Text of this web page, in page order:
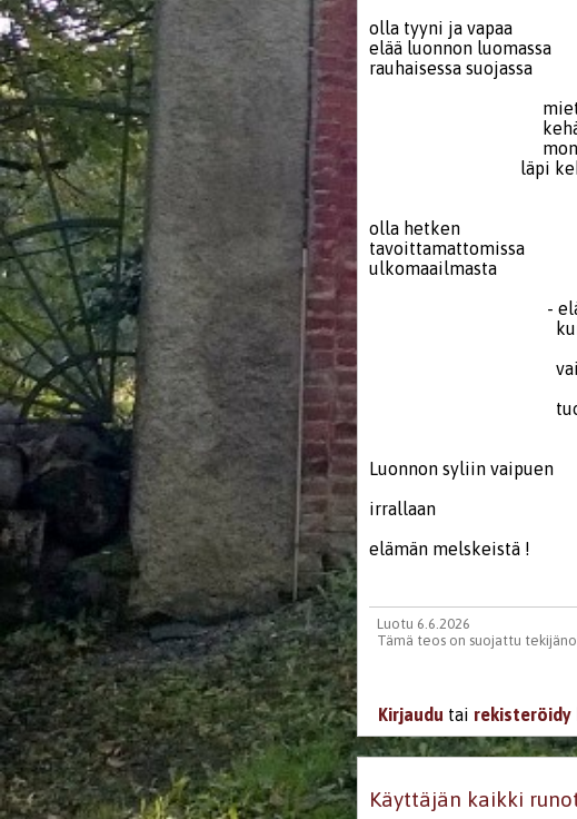
olla tyyni ja vapaa
elää luonnon luomassa
rauhaisessa suojassa
kehällään
moninaisina
läpi kehon
olla hetken
tavoittamattomissa
ulkomaailmasta
- elää
vain
Luonnon syliin vaipuen
irrallaan
elämän
Luotu 6.6.2026
Tämä teos on suojattu
Kirjaudu tai rekisteröidy
Käyttäjän kaikki